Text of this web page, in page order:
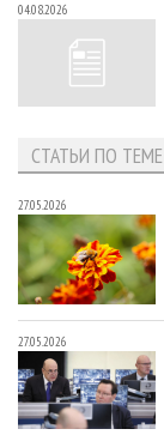
04.08.2026
СТАТЬИ ПО ТЕМЕ
27.05.2026
27.05.2026